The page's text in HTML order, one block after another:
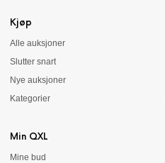
Kjøp
Alle auksjoner
Slutter snart
Nye auksjoner
Kategorier
Min QXL
Mine bud